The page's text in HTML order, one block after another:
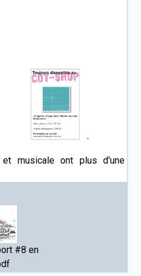
et musicale ont plus d'une
#8 en